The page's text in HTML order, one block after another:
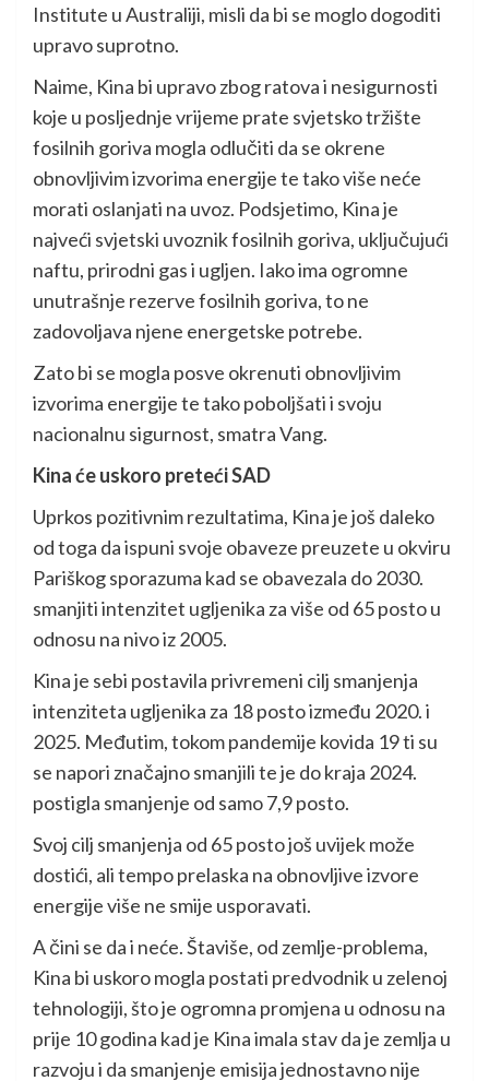
Institute u Australiji, misli da bi se moglo dogoditi
upravo suprotno.
Naime, Kina bi upravo zbog ratova i nesigurnosti
koje u posljednje vrijeme prate svjetsko tržište
fosilnih goriva mogla odlučiti da se okrene
obnovljivim izvorima energije te tako više neće
morati oslanjati na uvoz. Podsjetimo, Kina je
najveći svjetski uvoznik fosilnih goriva, uključujući
naftu, prirodni gas i ugljen. Iako ima ogromne
unutrašnje rezerve fosilnih goriva, to ne
zadovoljava njene energetske potrebe.
Zato bi se mogla posve okrenuti obnovljivim
izvorima energije te tako poboljšati i svoju
nacionalnu sigurnost, smatra Vang.
Kina će uskoro preteći SAD
Uprkos pozitivnim rezultatima, Kina je još daleko
od toga da ispuni svoje obaveze preuzete u okviru
Pariškog sporazuma kad se obavezala do 2030.
smanjiti intenzitet ugljenika za više od 65 posto u
odnosu na nivo iz 2005.
Kina je sebi postavila privremeni cilj smanjenja
intenziteta ugljenika za 18 posto između 2020. i
2025. Međutim, tokom pandemije kovida 19 ti su
se napori značajno smanjili te je do kraja 2024.
postigla smanjenje od samo 7,9 posto.
Svoj cilj smanjenja od 65 posto još uvijek može
dostići, ali tempo prelaska na obnovljive izvore
energije više ne smije usporavati.
A čini se da i neće. Štaviše, od zemlje-problema,
Kina bi uskoro mogla postati predvodnik u zelenoj
tehnologiji, što je ogromna promjena u odnosu na
prije 10 godina kad je Kina imala stav da je zemlja u
razvoju i da smanjenje emisija jednostavno nije